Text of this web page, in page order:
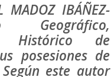
MADOZ IBÁÑEZ-
Geográfico,
Histórico de
posesiones de
este autor